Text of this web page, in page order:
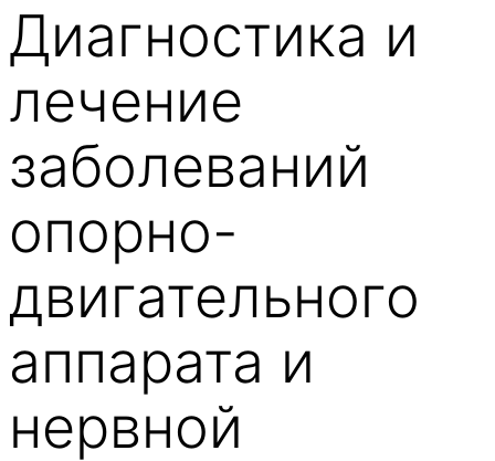
Диагностика и
лечение
заболеваний
опорно-
двигательного
аппарата и
нервной